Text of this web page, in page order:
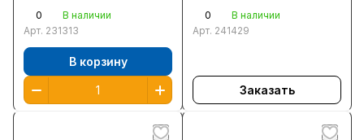
белое стекло
0
В наличии
Арт. 231313
В корзину
0
В наличии
Арт. 241429
Заказать